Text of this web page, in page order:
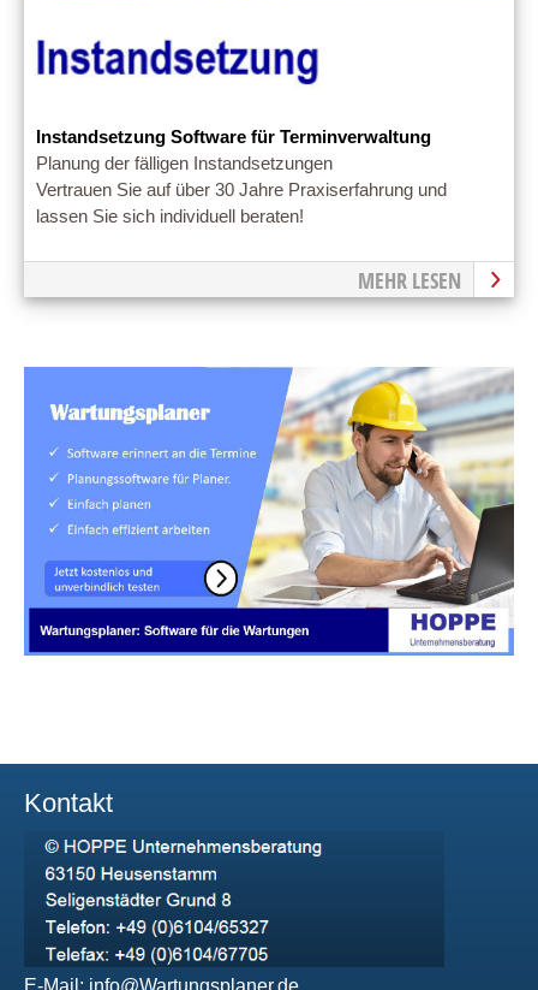
Instandsetzung Software für Terminverwaltung
Planung der fälligen Instandsetzungen
Vertrauen Sie auf über 30 Jahre Praxiserfahrung und
lassen Sie sich individuell beraten!
MEHR LESEN
Kontakt